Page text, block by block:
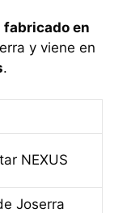
fabricado en
y viene en
.
NEXUS
Joserra